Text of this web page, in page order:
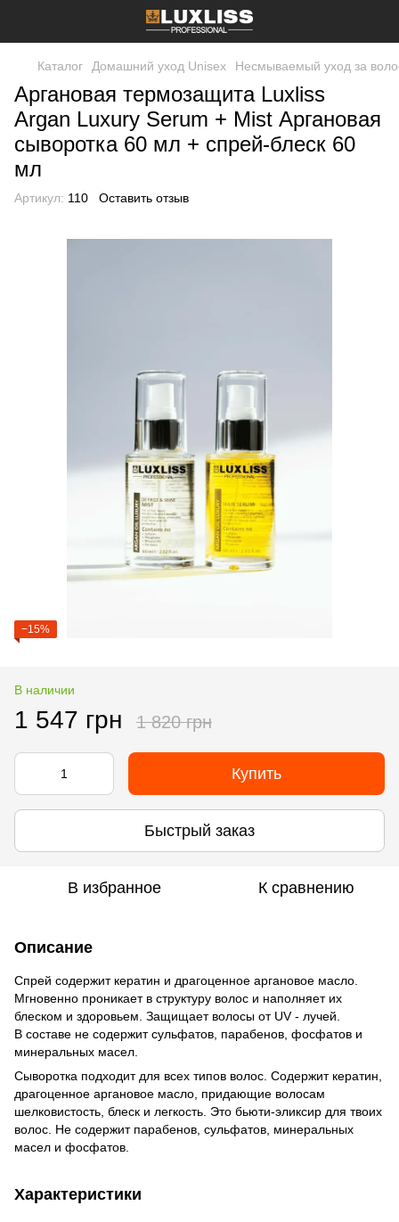
Каталог Домашний уход Unisex Несмываемый уход за
Аргановая термозащита Luxliss
Argan Luxury Serum + Mist Аргановая
сыворотка 60 мл + спрей-блеск 60
мл
Артикул: 110 Оставить отзыв
−15%
В наличии
1 547 грн 1 820 грн
Купить
Быстрый заказ
В избранное К сравнению
Описание
Спрей содержит кератин и драгоценное аргановое масло.
Мгновенно проникает в структуру волос и наполняет их
блеском и здоровьем. Защищает волосы от UV - лучей.
В составе не содержит сульфатов, парабенов, фосфатов и
минеральных масел.
Сыворотка подходит для всех типов волос. Содержит кератин,
драгоценное аргановое масло, придающие волосам
шелковистость, блеск и легкость. Это бьюти-эликсир для твоих
волос. Не содержит парабенов, сульфатов, минеральных
масел и фосфатов.
Характеристики